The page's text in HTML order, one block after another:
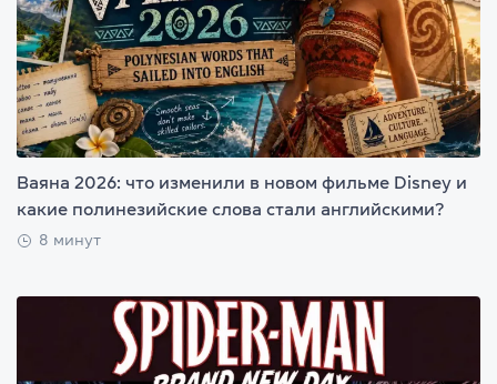
Ваяна 2026: что изменили в новом фильме Disney и
какие полинезийские слова стали английскими?
8 минут